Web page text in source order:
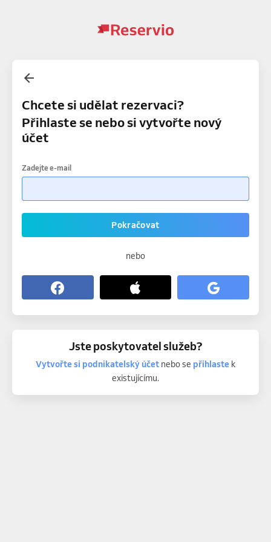
Chcete si udělat rezervaci?
Přihlaste se nebo si vytvořte nový
účet
Zadejte e-mail
Pokračovat
nebo
Jste poskytovatel služeb?
Vytvořte si podnikatelský účetnebo se přihlastek
existujícímu.